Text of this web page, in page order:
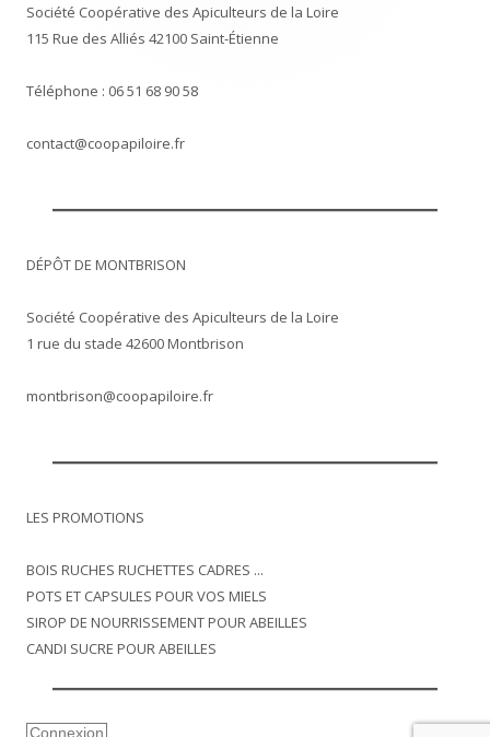
Société Coopérative des Apiculteurs de la Loire
115 Rue des Alliés 42100 Saint-Étienne
Téléphone : 06 51 68 90 58
contact@coopapiloire.fr
DÉPÔT DE MONTBRISON
Société Coopérative des Apiculteurs de la Loire
1 rue du stade 42600 Montbrison
montbrison@coopapiloire.fr
LES PROMOTIONS
BOIS RUCHES RUCHETTES CADRES ...
POTS ET CAPSULES POUR VOS MIELS
SIROP DE NOURRISSEMENT POUR ABEILLES
CANDI SUCRE POUR ABEILLES
Connexion